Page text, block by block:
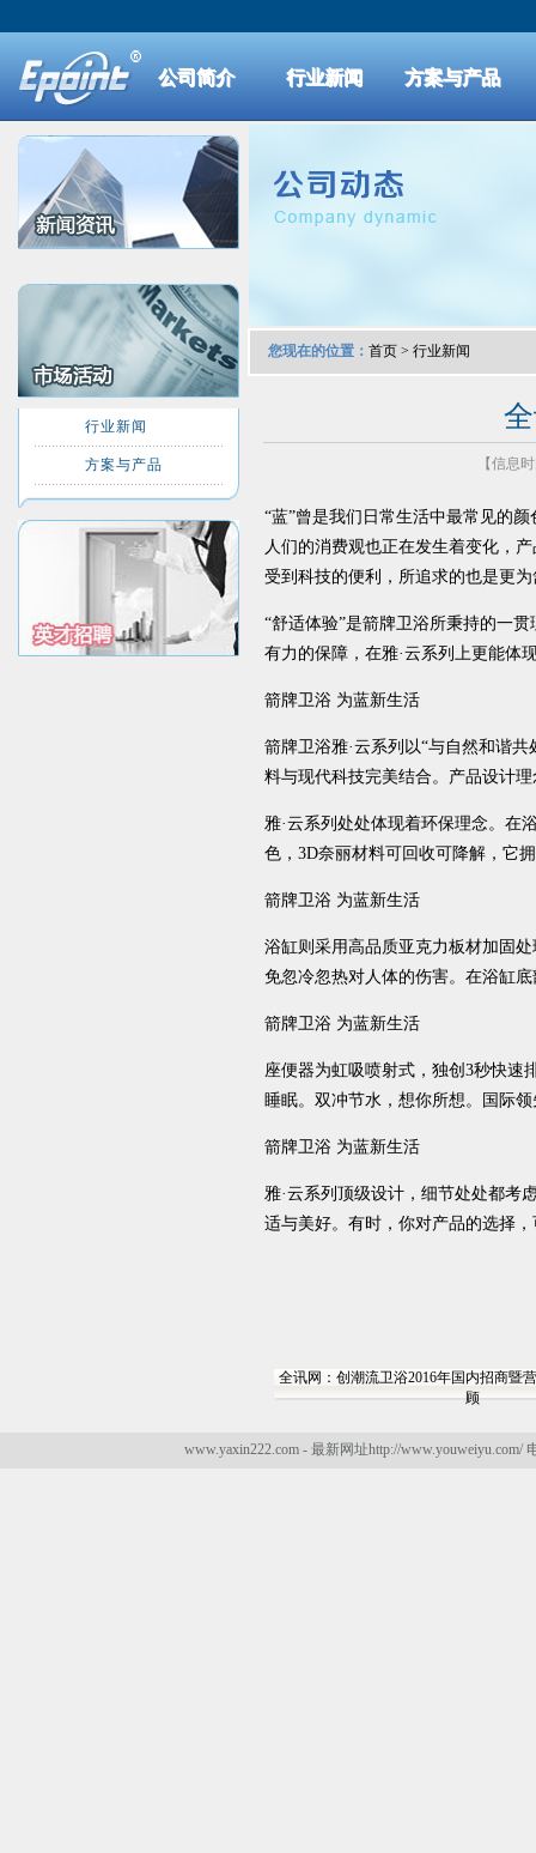
公司简介 行业新闻 方案与产品
行业新闻
方案与产品
您现在的位置： 首页 > 行业新闻
【信息
“蓝”曾是我们日常生活中最常见的
人们的消费观也正在发生着变化，
受到科技的便利，所追求的也是更
“舒适体验”是箭牌卫浴所秉持的一
有力的保障，在雅·云系列上更能体
箭牌卫浴 为蓝新生活
箭牌卫浴雅·云系列以“与自然和谐
料与现代科技完美结合。产品设计
雅·云系列处处体现着环保理念。在
色，3D奈丽材料可回收可降解，它
箭牌卫浴 为蓝新生活
浴缸则采用高品质亚克力板材加固
免忽冷忽热对人体的伤害。在浴缸
箭牌卫浴 为蓝新生活
座便器为虹吸喷射式，独创3秒快速
睡眠。双冲节水，想你所想。国际
箭牌卫浴 为蓝新生活
雅·云系列顶级设计，细节处处都考
适与美好。有时，你对产品的选择
全讯网：创潮流卫浴2016年国内招商暨
顾
www.yaxin222.com - 最新网址http://www.youweiyu.com/